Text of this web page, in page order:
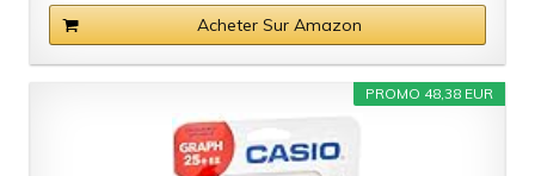
Acheter Sur Amazon
PROMO 48,38 EUR